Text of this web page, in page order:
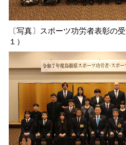
〔写真〕スポーツ功労者表彰の
１）